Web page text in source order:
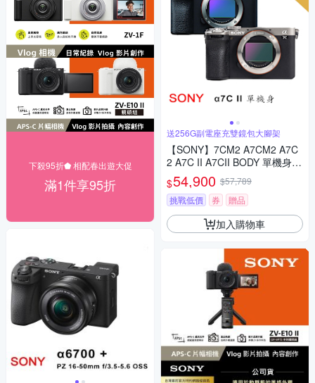
下殺95折⬟ 相配春出遊大促
滿1件享95折
送256G副電座充雙鏡包大腳架
【SONY】7CM2 A7CM2 A7C
2 A7C II A7CII BODY 單機身(*
(中文平輸)
$54,900 $57,789
挑戰低價
券 贈品
加入購物車